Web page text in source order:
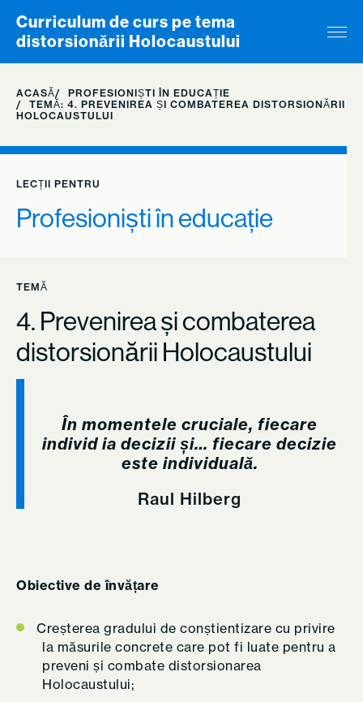
Skip to content
Curriculum de curs pe tema
distorsionării Holocaustului
ACASĂ
PROFESIONIȘTI ÎN EDUCAȚIE
TEMĂ: 4. PREVENIREA ȘI COMBATEREA DISTORSIONĂRII
HOLOCAUSTULUI
LECȚII PENTRU
Profesioniști în educație
TEMĂ
4. Prevenirea și combaterea
distorsionării Holocaustului
În momentele cruciale, fiecare
individ ia decizii și… fiecare decizie
este individuală.
Raul Hilberg
Obiective de învățare
Creșterea gradului de conștientizare cu privire
la măsurile concrete care pot fi luate pentru a
preveni și combate distorsionarea
Holocaustului;